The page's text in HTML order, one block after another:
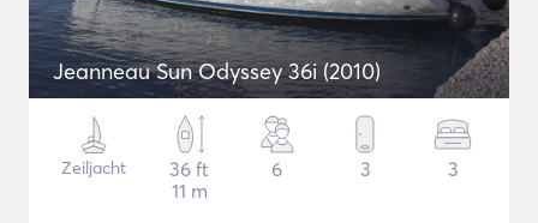
Jeanneau Sun Odyssey 36i (2010)
Zeiljacht
36 ft
11 m
6 3 3